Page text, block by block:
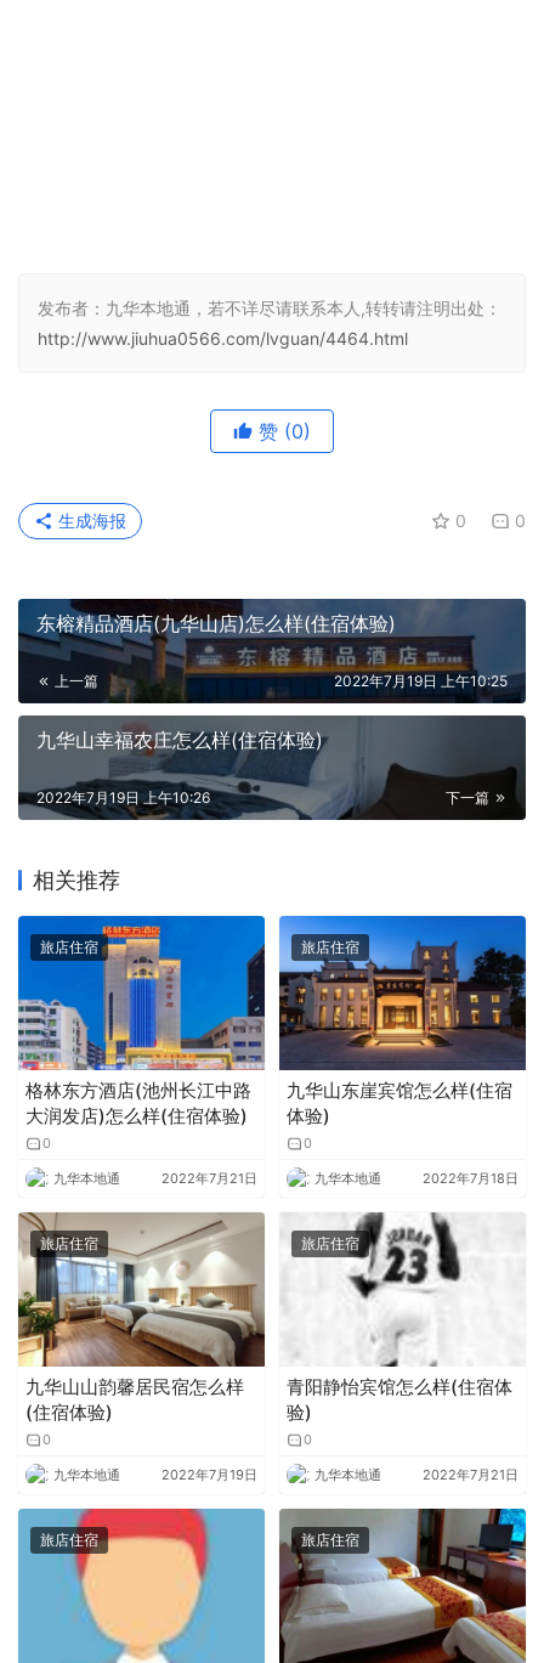
发布者：九华本地通，若不详尽请联系本人,转转请注明出处：
http://www.jiuhua0566.com/lvguan/4464.html
赞 (0)
0 0
生成海报
东榕精品酒店(九华山店)怎么样(住宿体验)
上一篇 2022年7月19日 上午10:25
九华山幸福农庄怎么样(住宿体验)
下一篇
2022年7月19日 上午10:26
相关推荐
旅店住宿
格林东方酒店(池州长江中路
大润发店)怎么样(住宿体验)
0
九华本地通 2022年7月21日
旅店住宿
九华山东崖宾馆怎么样(住宿
体验)
0
九华本地通 2022年7月18日
旅店住宿
九华山山韵馨居民宿怎么样
(住宿体验)
0
九华本地通 2022年7月19日
旅店住宿
青阳静怡宾馆怎么样(住宿体
验)
0
九华本地通 2022年7月21日
旅店住宿 旅店住宿